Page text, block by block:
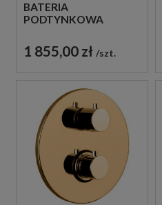
BATERIA
PODTYNKOWA
DROŻNA
1 855,00 zł szt.